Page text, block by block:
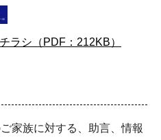
ラシ（PDF：212KB）
家族に対する、助言、情報